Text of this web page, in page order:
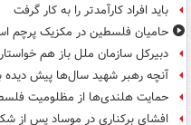
باید افراد کارآمدتر را به کار گرفت
حامیان فلسطین در مکزیک پرچم
دبیرکل سازمان ملل باز هم
آنچه رهبر شهید سال‌ها پیش دیده
حمایت هلندی‌ها از مظلومیت
افشای برکناری در موساد پس از